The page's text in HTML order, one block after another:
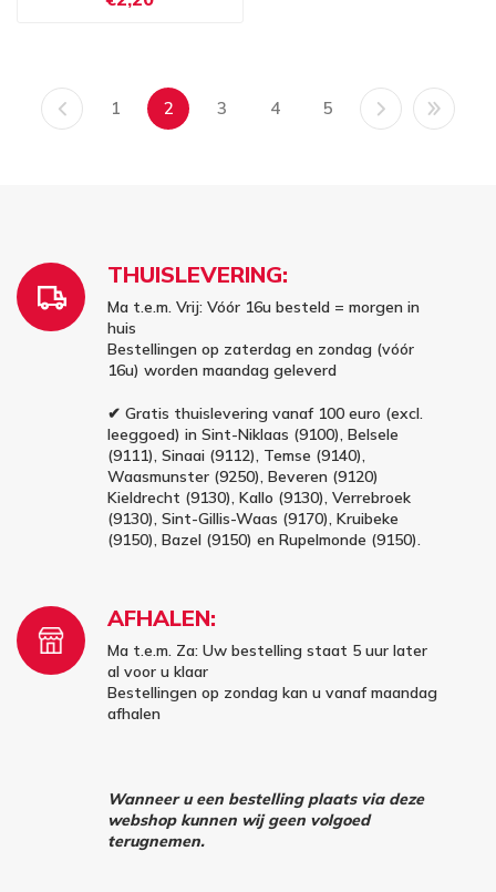
1 2 3 4 5
THUISLEVERING:
Ma t.e.m. Vrij: Vóór 16u besteld = morgen in
huis
Bestellingen op zaterdag en zondag (vóór
16u) worden maandag geleverd
✔ Gratis thuislevering vanaf 100 euro (excl.
leeggoed) in Sint-Niklaas (9100), Belsele
(9111), Sinaai (9112), Temse (9140),
Waasmunster (9250), Beveren (9120)
Kieldrecht (9130), Kallo (9130), Verrebroek
(9130), Sint-Gillis-Waas (9170), Kruibeke
(9150), Bazel (9150) en Rupelmonde (9150).
AFHALEN:
Ma t.e.m. Za: Uw bestelling staat 5 uur later
al voor u klaar
Bestellingen op zondag kan u vanaf maandag
afhalen
Wanneer u een bestelling plaats via deze
webshop kunnen wij geen volgoed
terugnemen.